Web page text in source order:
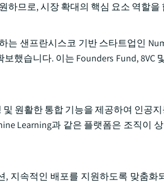
하므로, 시장 확대의 핵심 요소 역할을
샌프란시스코 기반 스타트업인
했습니다. 이는 Founders Fund, 8VC
원활한 통합 기능을 제공하여 인공
Learning과 같은 플랫폼은 조직이
지속적인 배포를 지원하도록 맞춤화